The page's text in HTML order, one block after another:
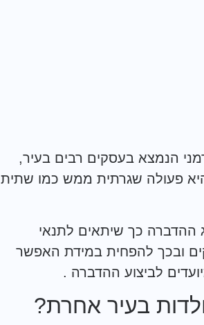
הנמצא בעסקים רבים בעיר,
פעולה שגרתית ממש כמו שתית
ההדברה כך שיתאים לתנאי
ובכך להפחית במידת האפשר
לביצוע ההדברה .
בעיר אחרת?